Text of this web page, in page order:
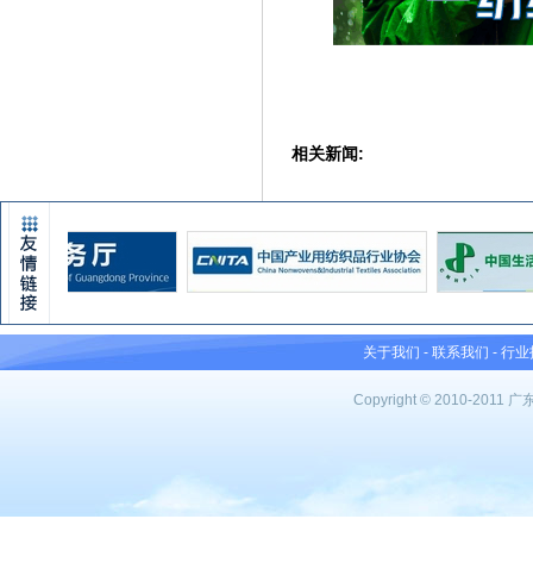
相关新闻:
关于我们 - 联系我们 - 行业
Copyright © 2010-2011 广